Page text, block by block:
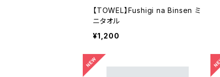
【TOWEL】Fushigi na Binsen ミ
ニタオル
¥1,200